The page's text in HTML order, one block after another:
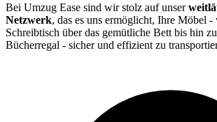
Bei Umzug Ease sind wir stolz auf unser
Netzwerk, das es uns ermöglicht, Ihre Möbel -
Schreibtisch über das gemütliche Bett bis hin
Bücherregal - sicher und effizient zu